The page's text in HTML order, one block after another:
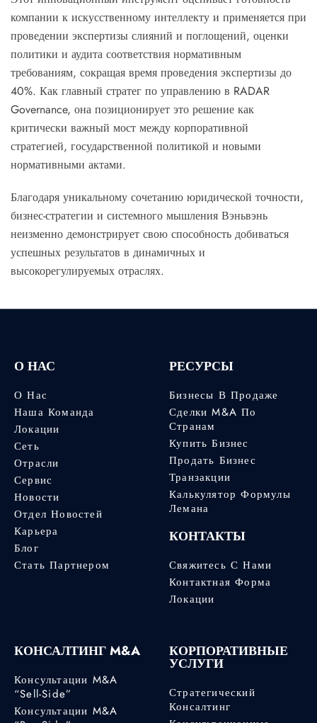
компании к искусственному интеллекту и применяется при
проведении экспертизы слияний и поглощений, оценки
политики и аудита соответствия нормативным
требованиям, сокращая время проведения экспертизы до
40%. Как главный стратег по управлению в RADAR
Governance, она позиционирует это решение как
критически важный мост между корпоративной
стратегией, государственной политикой и новыми
нормативными актами.
Благодаря уникальному сочетанию юридической точности,
бизнес-стратегии и системного мышления Вэньвэнь
неизменно демонстрирует свою способность добиваться
успешных результатов в динамичных и
высокорегулируемых отраслях.
О НАС
О Нас
Наша Команда
Локации
Сеть
Отрасли
Сервис
Новости
Отдел Новостей
Карьера
Блог
Стать Партнером
РЕСУРСЫ
Бизнесы В Продаже
Сделки M&A По
Странам
Купить Бизнес
Продать Бизнес
Транзакции
Калькулятор Формулы
Лемана
КОНТАКТЫ
Свяжитесь С Нами
Контактная Форма
Локации
КОНСАЛТИНГ M&A
Консультации M&A
“Sell-Side”
Консультации M&A
КОРПОРАТИВНЫЕ
УСЛУГИ
Стратегический
Консалтинг